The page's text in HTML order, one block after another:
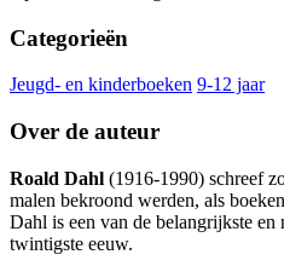
Categorieën
Jeugd- en kinderboeken 9-12 jaar
Over de auteur
Roald Dahl (1916-1990) schreef
malen bekroond werden, als
Dahl is een van de belangrijkste en
twintigste eeuw.